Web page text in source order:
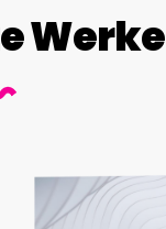
Werke